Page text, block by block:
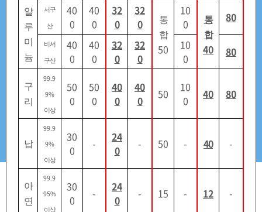
판매업무안내 경제용어해설
관련사이트 판매공고현황
배정신청
원자재 판매가격
알
루
미
늄
서구
산
40
0
40
0
32
0
32
0
통
합
50
10
0
통
합
40
80
비서
구산
40
0
40
0
32
0
32
0
10
0
80
구
리
99.9
9%
이상
50
0
50
0
40
0
40
0
50
10
0
40 80
납
99.9
9%
이상
30
0
-
24
0
- 50 - 40 -
아
연
99.9
95%
이상
30
0
-
24
0
- 15 - 12 -